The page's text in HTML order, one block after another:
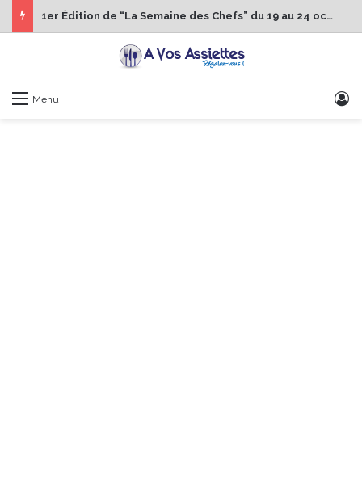
1er Édition de “La Semaine des Chefs” du 19 au 24 octobre 2026
Menu